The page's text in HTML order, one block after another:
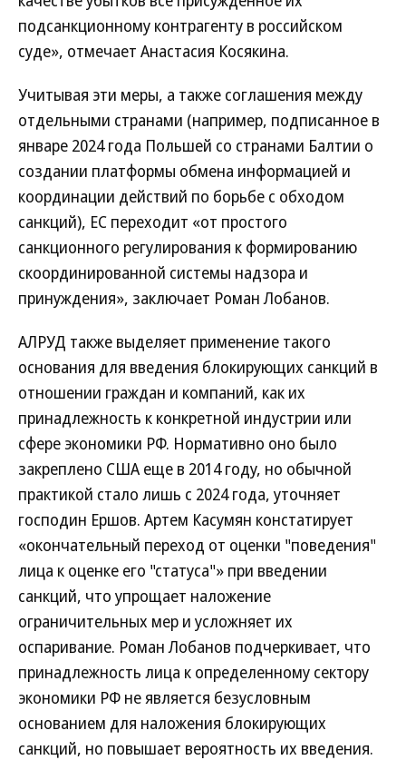
подсанкционному контрагенту в российском
суде», отмечает Анастасия Косякина.
Учитывая эти меры, а также соглашения между
отдельными странами (например, подписанное в
январе 2024 года Польшей со странами Балтии о
создании платформы обмена информацией и
координации действий по борьбе с обходом
санкций), ЕС переходит «от простого
санкционного регулирования к формированию
скоординированной системы надзора и
принуждения», заключает Роман Лобанов.
АЛРУД также выделяет применение такого
основания для введения блокирующих санкций в
отношении граждан и компаний, как их
принадлежность к конкретной индустрии или
сфере экономики РФ. Нормативно оно было
закреплено США еще в 2014 году, но обычной
практикой стало лишь с 2024 года, уточняет
господин Ершов. Артем Касумян констатирует
«окончательный переход от оценки "поведения"
лица к оценке его "статуса"» при введении
санкций, что упрощает наложение
ограничительных мер и усложняет их
оспаривание. Роман Лобанов подчеркивает, что
принадлежность лица к определенному сектору
экономики РФ не является безусловным
основанием для наложения блокирующих
санкций, но повышает вероятность их введения.